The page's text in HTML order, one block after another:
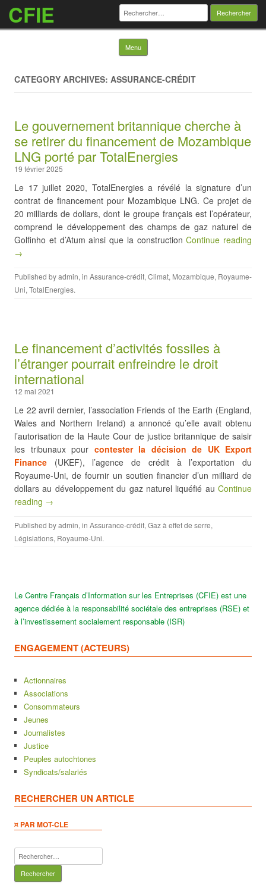
CFIE Rechercher :
Menu Skip to content
CATEGORY ARCHIVES: ASSURANCE-CRÉDIT
Le gouvernement britannique cherche à
se retirer du financement de Mozambique
LNG porté par TotalEnergies
19 février 2025
Le 17 juillet 2020, TotalEnergies a révélé la signature d’un
contrat de financement pour Mozambique LNG. Ce projet de
20 milliards de dollars, dont le groupe français est l’opérateur,
comprend le développement des champs de gaz naturel de
Golfinho et d’Atum ainsi que la constructionContinue reading
→
Published byadmin, in Assurance-crédit, Climat, Mozambique, Royaume-
Uni, TotalEnergies.
Le financement d’activités fossiles à
l’étranger pourrait enfreindre le droit
international
12 mai 2021
Le 22 avril dernier, l’association Friends of the Earth (England,
Wales and Northern Ireland) a annoncé qu’elle avait obtenu
l’autorisation de la Haute Cour de justice britannique de saisir
les tribunaux pour contester la décision de UK Export
Finance (UKEF), l’agence de crédit à l’exportation du
Royaume-Uni, de fournir un soutien financier d’un milliard de
dollars au développement du gaz naturel liquéfié au Continue
reading →
Published byadmin, in Assurance-crédit, Gaz à effet de serre,
Législations, Royaume-Uni.
Le Centre Français d’Information sur les Entreprises (CFIE) est une
agence dédiée à la responsabilité sociétale des entreprises (RSE) et
à l’investissement socialement responsable (ISR)
ENGAGEMENT (ACTEURS)
Actionnaires
Associations
Consommateurs
Jeunes
Journalistes
Justice
Peuples autochtones
Syndicats/salariés
RECHERCHER UN ARTICLE
¤ PAR MOT-CLE
Rechercher :